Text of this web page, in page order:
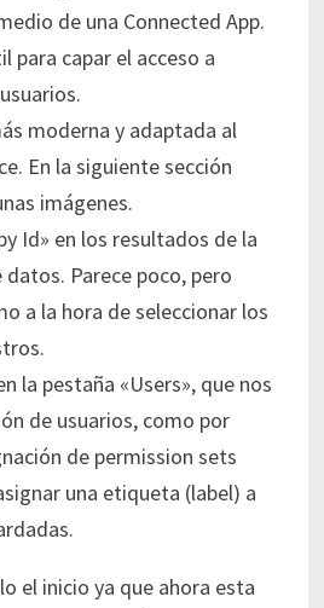
de una Connected App.
para capar el acceso a
moderna y adaptada al
En la siguiente sección
imágenes.
Id» en los resultados de la
Parece poco, pero
a la hora de seleccionar los
la pestaña «Users», que nos
de usuarios, como por
de permission sets
una etiqueta (label) a
el inicio ya que ahora esta